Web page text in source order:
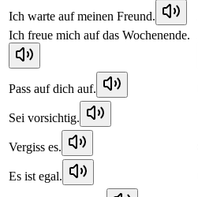
Ich warte auf meinen Freund.
Ich freue mich auf das Wochenende.
Pass auf dich auf.
Sei vorsichtig.
Vergiss es.
Es ist egal.